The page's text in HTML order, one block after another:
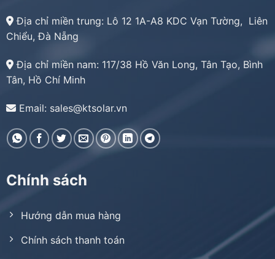
Địa chỉ miền trung: Lô 12 1A-A8 KDC Vạn Tường, Liên
Chiểu, Đà Nẵng
Địa chỉ miền nam: 117/38 Hồ Văn Long, Tân Tạo, Bình
Tân, Hồ Chí Minh
Email: sales@ktsolar.vn
Chính sách
Hướng dẫn mua hàng
Chính sách thanh toán